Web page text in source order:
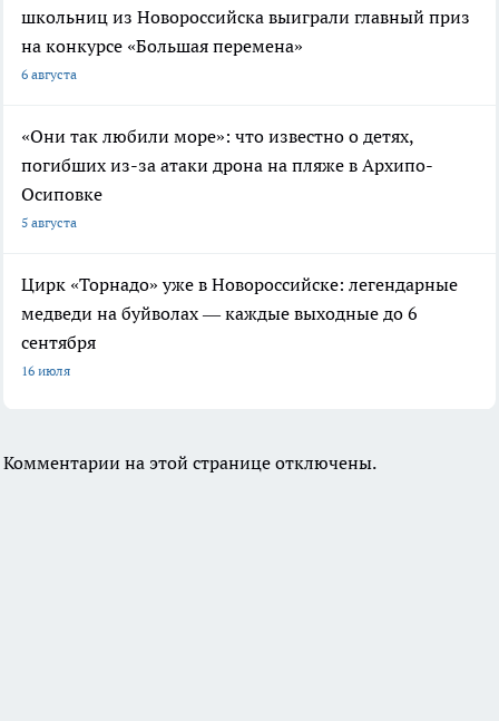
школьниц из Новороссийска выиграли главный приз
на конкурсе «Большая перемена»
6 августа
«Они так любили море»: что известно о детях,
погибших из-за атаки дрона на пляже в Архипо-
Осиповке
5 августа
Цирк «Торнадо» уже в Новороссийске: легендарные
медведи на буйволах — каждые выходные до 6
сентября
16 июля
Комментарии на этой странице отключены.